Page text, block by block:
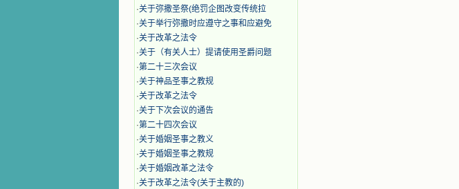
·关于弥撒圣祭(绝罚企图改变传统拉
·关于举行弥撒时应遵守之事和应避免
·关于改革之法令
·关于（有关人士）提请使用圣爵问题
·第二十三次会议
·关于神品圣事之教规
·关于改革之法令
·关于下次会议的通告
·第二十四次会议
·关于婚姻圣事之教义
·关于婚姻圣事之教规
·关于婚姻改革之法令
·关于改革之法令(关于主教的)